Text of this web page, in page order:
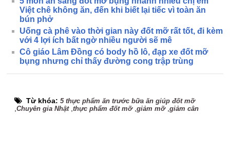
Việt chê không ăn, đến khi biết lại tiếc vì toàn ăn
bún phở
Uống cà phê vào thời gian này đốt mỡ rất tốt, đi kèm
với 4 lợi ích bất ngờ nhiều người sẽ mê
Cô giáo Lâm Đồng có body hồ lô, đạp xe đốt mỡ
bụng nhưng chỉ thấy đường cong trập trùng
Từ khóa:5 thực phẩm ăn trước bữa ăn giúp đốt mỡ
,Chuyên gia Nhật,thực phẩm đốt mỡ,giảm mỡ,giảm cân